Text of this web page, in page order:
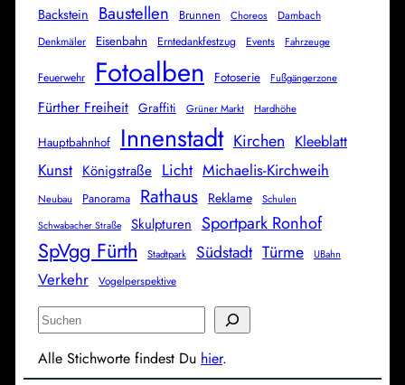
Backstein Baustellen Brunnen Choreos
Dambach
Denkmäler
Eisenbahn Erntedankfestzug Events Fahrzeuge
Feuerwehr Fotoalben Fotoserie Fußgängerzone
Fürther Freiheit Graffiti Grüner Markt Hardhöhe
Hauptbahnhof Innenstadt Kirchen Kleeblatt
Kunst Königstraße Licht Michaelis-Kirchweih
Neubau Panorama Rathaus Reklame Schulen
Schwabacher Straße Skulpturen Sportpark Ronhof
SpVgg Fürth Stadtpark Südstadt Türme UBahn
Verkehr Vogelperspektive
S
cAlle Stichworte findest Du hier.